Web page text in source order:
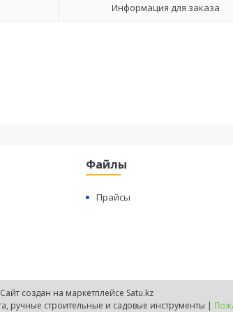
Информация для заказа
Файлы
Прайсы
Сайт создан на маркетплейсе Satu.kz
Protool.kz - продажа электроинструмента, ручные строительные и садовые инструменты |